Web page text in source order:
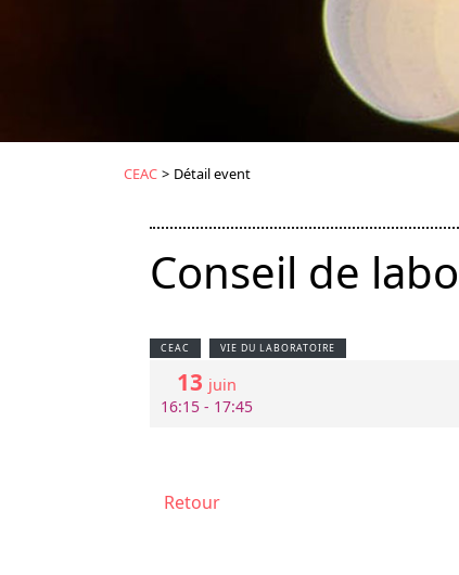
CEAC > Détail event
Conseil de
CEAC VIE DU LABORATOIRE
13 juin
16:15 - 17:45
Retour